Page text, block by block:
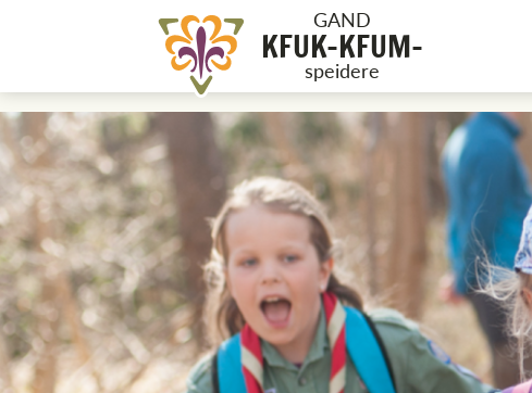
GAND
KFUK-KFUM-
speidere